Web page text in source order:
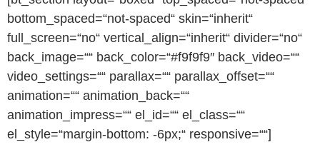
bottom_spaced=“not-spaced“ skin=“inherit“
full_screen=“no“ vertical_align=“inherit“ divider=“no“
back_image=““ back_color=“#f9f9f9″ back_video=““
video_settings=““ parallax=““ parallax_offset=““
animation=““ animation_back=““
animation_impress=““ el_id=““ el_class=““
el_style=“margin-bottom: -6px;“ responsive=““]